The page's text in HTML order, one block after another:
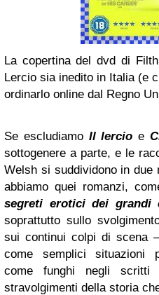
La copertina del dvd di
Lercio sia inedito in Italia (e
ordinarlo online dal Regno
Se escludiamo Il lercio e
sottogenere a parte, e le
Welsh si suddividono in due
abbiamo quei romanzi,
segreti erotici dei grandi
soprattutto sullo
sui continui colpi di scena
come semplici situazioni
come funghi negli
stravolgimenti della storia